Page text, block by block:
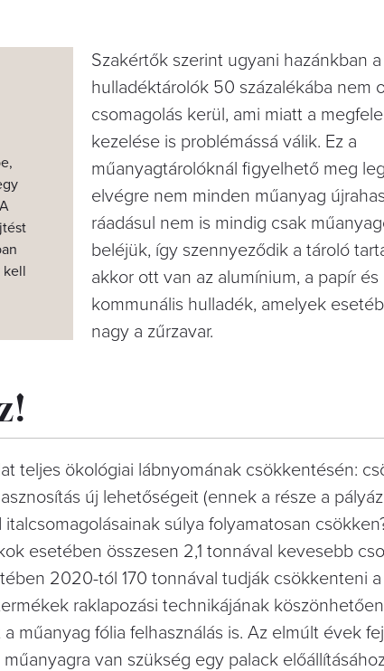
A
kell
Szakértők szerint ugyani hazánkban
hulladéktárolók 50 százalékába nem
csomagolás kerül, ami miatt a
kezelése is problémássá válik. Ez a
műanyagtárolóknál figyelhető meg
elvégre nem minden műanyag
ráadásul nem is mindig csak
beléjük, így szennyeződik a tároló
akkor ott van az alumínium, a papír és
kommunális hulladék, amelyek
nagy a zűrzavar.
teljes ökológiai lábnyomának csökkentésén:
új lehetőségeit (ennek a része a
súlya folyamatosan
esetében összesen 2,1 tonnával kevesebb
2020-tól 170 tonnával tudják csökkenteni
raklapozási technikájának
műanyag fólia felhasználás is. Az elmúlt évek
van szükség egy palack